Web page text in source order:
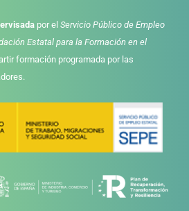
por el Servicio Público de Empleo
Estatal para la Formación en el
formación programada por las